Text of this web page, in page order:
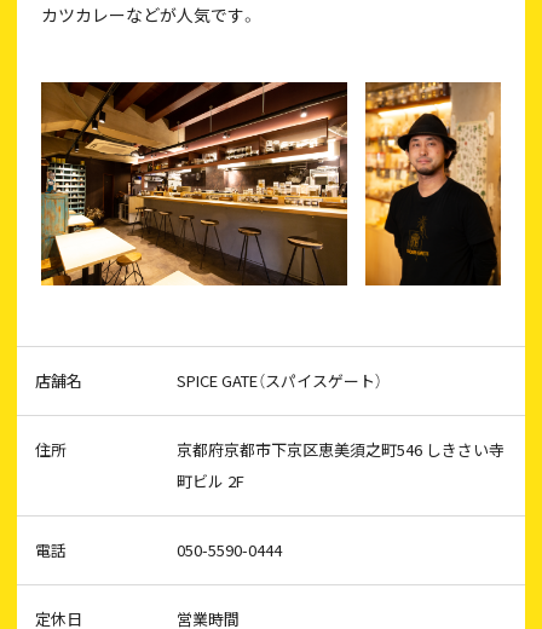
カツカレーなどが人気です。
店舗名 SPICE GATE（スパイスゲート）
住所
京都府京都市下京区恵美須之町546 しきさい寺
町ビル 2F
電話 050-5590-0444
定休日 営業時間